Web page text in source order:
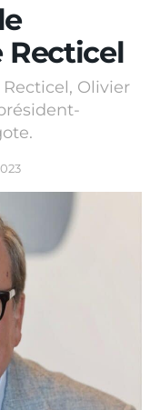
Recticel
Olivier